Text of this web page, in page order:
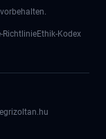
RichtlinieEthik-Kodex
egrizoltan.hu